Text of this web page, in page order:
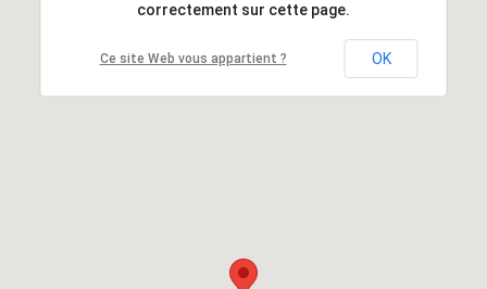
correctement sur cette page.
Ce site Web vous appartient ? OK
correctement sur cette page.
Ce site Web vous appartient ? OK